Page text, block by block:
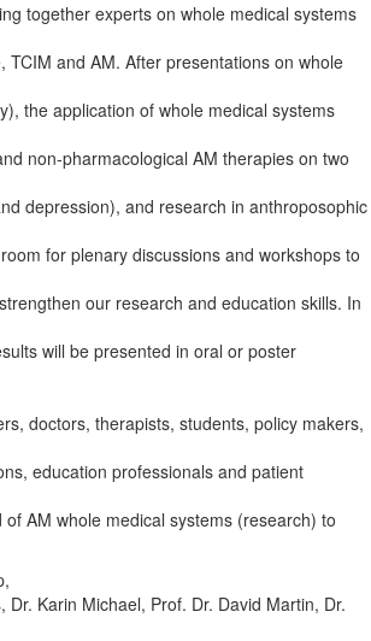
together experts on whole medical systems
TCIM and AM. After presentations on whole
the application of whole medical systems
non-pharmacological AM therapies on two
depression), and research in anthroposophic
for plenary discussions and workshops to
our research and education skills. In
will be presented in oral or poster
doctors, therapists, students, policy makers,
education professionals and patient
AM whole medical systems (research) to
Dr. Karin Michael, Prof. Dr. David Martin, Dr.